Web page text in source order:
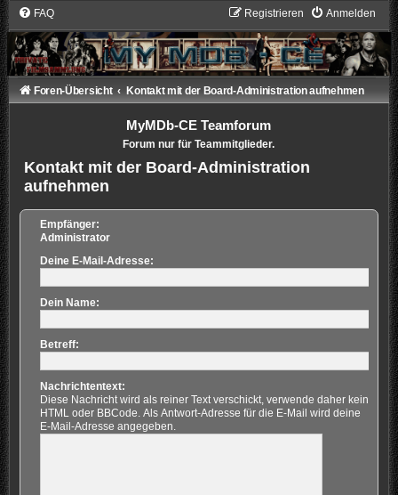
FAQ Anmelden
Registrieren
Foren-Übersicht Kontakt mit der Board-Administration aufnehmen
MyMDb-CE Teamforum
Forum nur für Teammitglieder.
Kontakt mit der Board-Administration
aufnehmen
Empfänger:
Administrator
Deine E-Mail-Adresse:
Dein Name:
Betreff:
Nachrichtentext:
Diese Nachricht wird als reiner Text verschickt, verwende daher kein
HTML oder BBCode. Als Antwort-Adresse für die E-Mail wird deine
E-Mail-Adresse angegeben.